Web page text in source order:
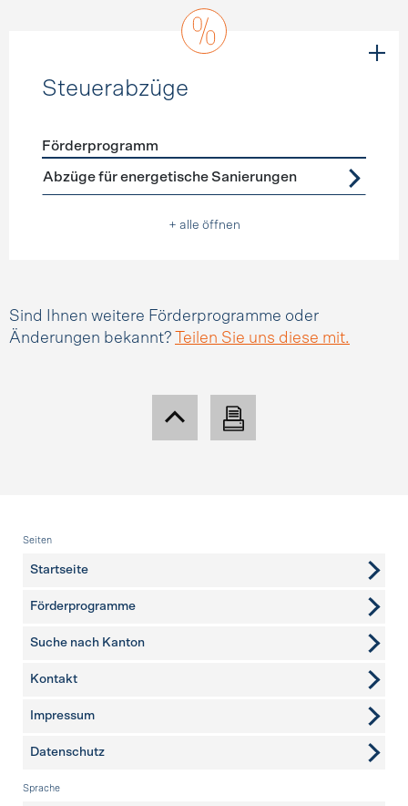
Steuerabzüge
Förderprogramme Steuerabzüge
Förderprogramm
Abzüge für energetische Sanierungen
+ alle öffnen
Sind Ihnen weitere Förderprogramme oder
Änderungen bekannt?
Teilen Sie uns diese mit.
Fusszeile
Seiten
Startseite
Förderprogramme
Suche nach Kanton
weitere Seiten
Kontakt
Impressum
Datenschutz
Sprache